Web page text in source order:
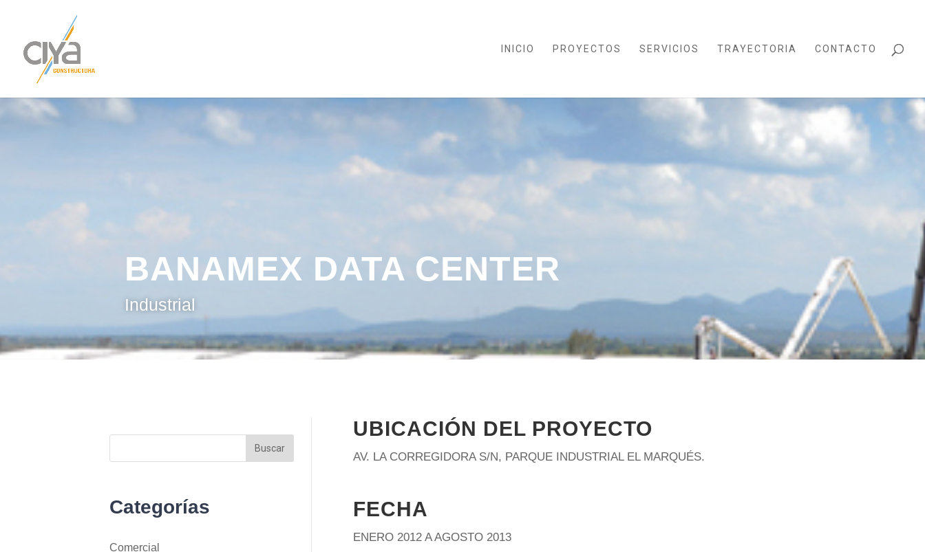
INICIO PROYECTOS SERVICIOS TRAYECTORIA CONTACTO
BANAMEX DATA CENTER
Industrial
Categorías
Comercial
UBICACIÓN DEL PROYECTO
AV. LA CORREGIDORA S/N, PARQUE INDUSTRIAL EL MARQUÉS.
FECHA
ENERO 2012 A AGOSTO 2013